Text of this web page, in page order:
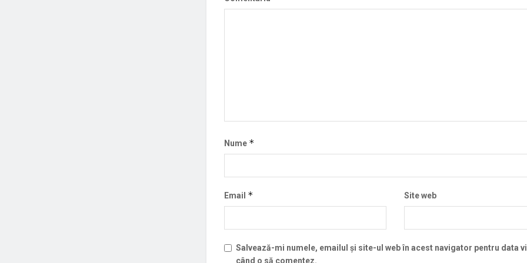
Nume *
Email * Site web
Salvează-mi numele, emailul și site-ul web în acest navigator pentru data
când o să comentez.